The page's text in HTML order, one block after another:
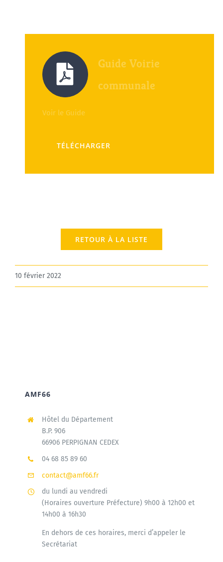
Guide Voirie
communale
Voir le Guide
TÉLÉCHARGER
RETOUR À LA LISTE
10 février 2022
AMF66
Hôtel du Département
B.P. 906
66906 PERPIGNAN CEDEX
04 68 85 89 60
contact@amf66.fr
du lundi au vendredi
(Horaires ouverture Préfecture) 9h00 à 12h00 et
14h00 à 16h30
En dehors de ces horaires, merci d’appeler le
Secrétariat